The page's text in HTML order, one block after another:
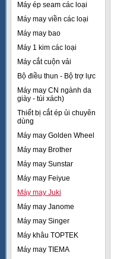
Máy ép seam các loại
Máy may viền các loại
Máy may bao
Máy 1 kim các loại
Máy cắt cuộn vải
Bộ điều thun - Bộ trợ lực
Máy may CN ngành da
giày - túi xách)
Thiết bị cắt ép ủi chuyên
dùng
Máy may Golden Wheel
Máy may Brother
Máy may Sunstar
Máy may Feiyue
Máy may Juki
Máy may Janome
Máy may Singer
Máy khâu TOPTEK
Máy may TIEMA